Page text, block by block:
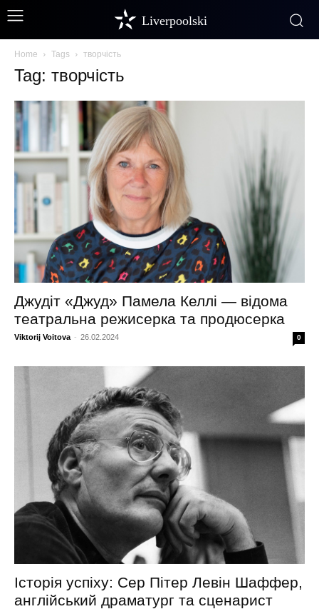
Liverpoolski
Home Tags творчість
Tag: творчість
Джудіт «Джуд» Памела Келлі — відома
театральна режисерка та продюсерка
Viktorij Voitova - 26.02.2024 0
Історія успіху: Сер Пітер Левін Шаффер,
англійський драматург та сценарист